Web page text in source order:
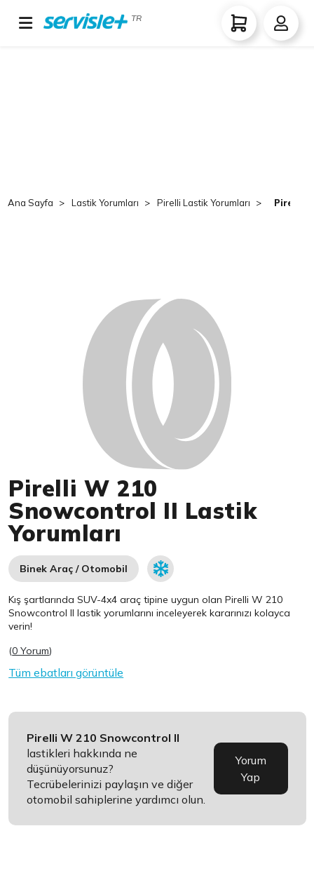
TR
Ana Sayfa Lastik Yorumları Pirelli Lastik Yorumları Pirelli
Pirelli W 210
Snowcontrol II Lastik
Yorumları
Binek Araç / Otomobil
Kış şartlarında SUV-4x4 araç tipine uygun olanPirelli W 210
Snowcontrol II lastik yorumlarını inceleyerek kararınızı kolayca
verin!
(0 Yorum)
Tüm ebatları görüntüle
Pirelli W 210 Snowcontrol II
lastikleri hakkında ne
düşünüyorsunuz?
Tecrübelerinizi paylaşın ve diğer
otomobil sahiplerine yardımcı olun.
Yorum
Yap